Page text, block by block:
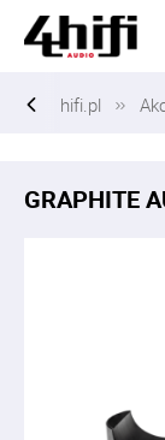
hifi.pl
GRAPHITE